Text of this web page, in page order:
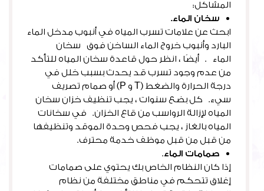
المشاكل:
سخان الماء.
ابحث عن علامات تسرب المياه في أنبوب مدخل الماء
البارد وأنبوب خروج الماء الساخن فوق سخان
الماء . أيضًا ، انظر حول قاعدة سخان المياه للتأكد
من عدم وجود تسرب قد يحدث بسبب خلل في
درجة الحرارة والضغط (T و P) أو صمام تصريف
سيء. كل بضع سنوات ، يجب تنظيف خزان سخان
المياه لإزالة الرواسب من قاع الخزان. في سخانات
المياه بالغاز ، يجب فحص وحدة الموقد وتنظيفها
من قبل من قبل موظف خدمة محترف.
صمامات الماء.
إذا كان النظام الخاص بك يحتوي على صمامات
إغلاق تتحكم في مناطق مختلفة من نظام